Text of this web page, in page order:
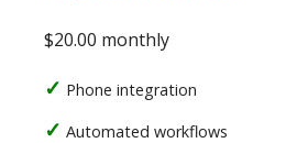
$20.00 monthly
Phone integration
Automated workflows